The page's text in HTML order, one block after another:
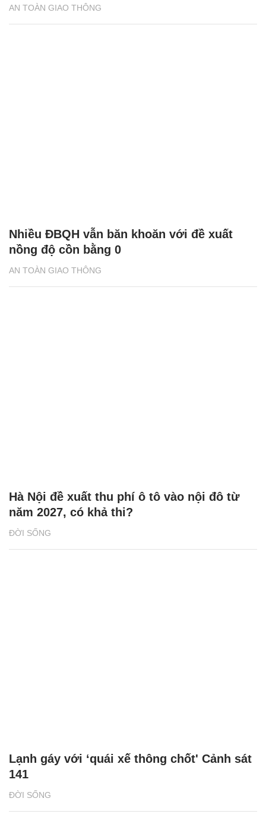
AN TOÀN GIAO THÔNG
AN TOÀN GIAO THÔNG
Nhiều ĐBQH vẫn băn khoăn với đề xuất
nồng độ cồn bằng 0
ĐỜI SỐNG
Hà Nội đề xuất thu phí ô tô vào nội đô từ
năm 2027, có khả thi?
ĐỜI SỐNG
Lạnh gáy với ‘quái xế thông chốt' Cảnh sát
141